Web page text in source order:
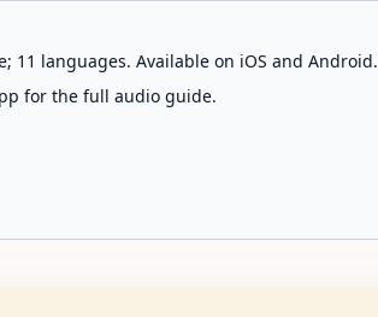
11 languages. Available on iOS and Android.
for the full audio guide.